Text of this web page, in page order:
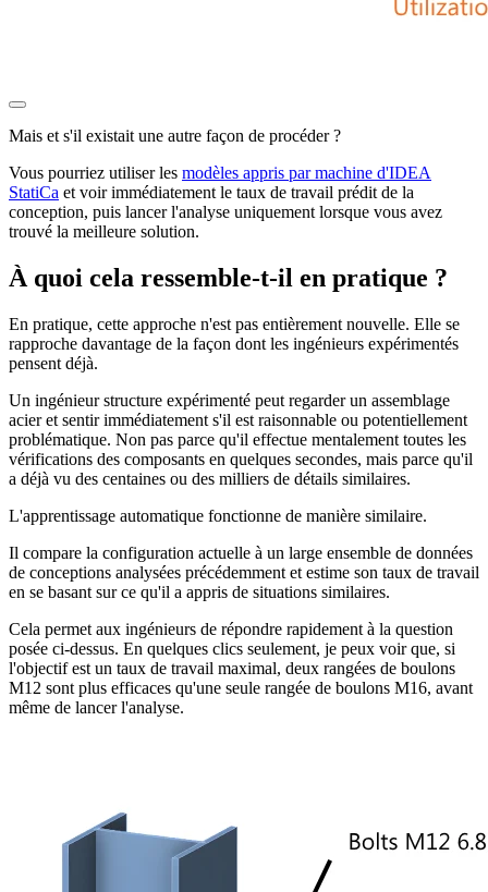
Mais et s'il existait une autre façon de procéder ?
Vous pourriez utiliser les modèles appris par machine d'IDEA
StatiCa et voir immédiatement le taux de travail prédit de la
conception, puis lancer l'analyse uniquement lorsque vous avez
trouvé la meilleure solution.
À quoi cela ressemble-t-il en pratique ?
En pratique, cette approche n'est pas entièrement nouvelle. Elle se
rapproche davantage de la façon dont les ingénieurs expérimentés
pensent déjà.
Un ingénieur structure expérimenté peut regarder un assemblage
acier et sentir immédiatement s'il est raisonnable ou potentiellement
problématique. Non pas parce qu'il effectue mentalement toutes les
vérifications des composants en quelques secondes, mais parce qu'il
a déjà vu des centaines ou des milliers de détails similaires.
L'apprentissage automatique fonctionne de manière similaire.
Il compare la configuration actuelle à un large ensemble de données
de conceptions analysées précédemment et estime son taux de travail
en se basant sur ce qu'il a appris de situations similaires.
Cela permet aux ingénieurs de répondre rapidement à la question
posée ci-dessus. En quelques clics seulement, je peux voir que, si
l'objectif est un taux de travail maximal, deux rangées de boulons
M12 sont plus efficaces qu'une seule rangée de boulons M16, avant
même de lancer l'analyse.